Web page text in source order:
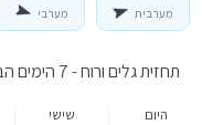
מערבית מערבי
תחזית גלים ורוח - 7 הימים הבאים
היום שישי